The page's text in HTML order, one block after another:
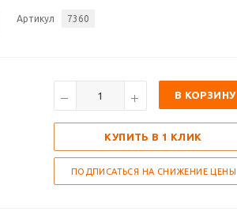
Артикул 7360
В КОРЗИНУ
КУПИТЬ В 1 КЛИК
ПОДПИСАТЬСЯ НА СНИЖЕНИЕ ЦЕНЫ